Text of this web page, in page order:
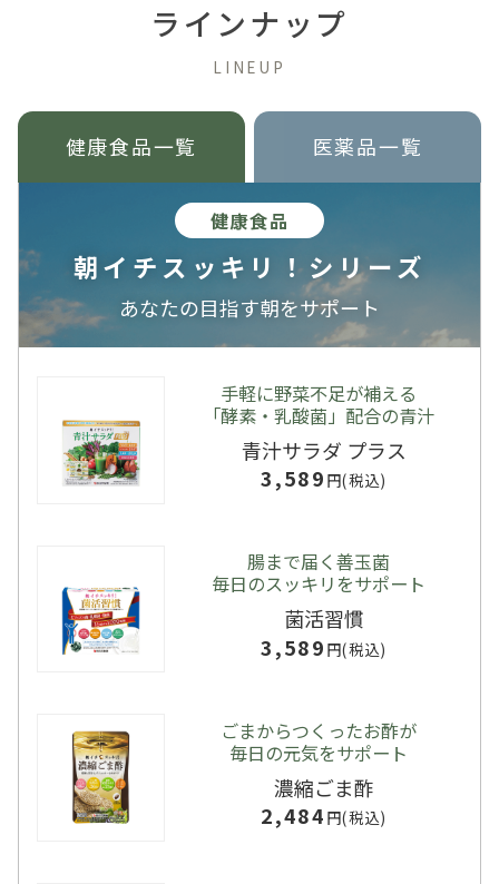
中性脂肪の基準値はどれくらい？中性脂肪
の役割や高い場合のリスクについて
コラム
られる効果や飲む際の注意点
コラム
2025/09/10
エラグ酸の働きや含まれる食品は？健康サ
コラム
2025/08/08
コラム
2025/08/08
コーヒーを飲むタイミングはいつがベス
お知らせ
2024/11/20
【重要】「GMO後払い」お支払い延滞時の回収事務手数料
ラインナップ
LINEUP
健康食品一覧 医薬品一覧
健康食品
朝イチスッキリ！シリーズ
あなたの目指す朝をサポート
手軽に野菜不足が補える
「酵素・乳酸菌」配合の青汁
青汁サラダ プラス
3,589 円(税込)
腸まで届く善玉菌
毎日のスッキリをサポート
菌活習慣
3,589 円(税込)
ごまからつくったお酢が
毎日の元気をサポート
濃縮ごま酢
2,484 円(税込)